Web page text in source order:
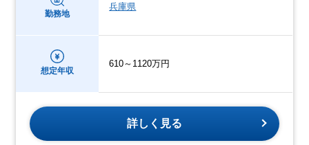
勤務地
兵庫県
想定年収
610～1120万円
詳しく見る